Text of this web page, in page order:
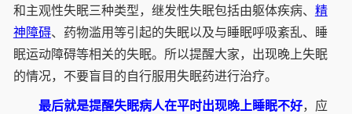
和主观性失眠三种类型，继发性失眠包括由躯体疾病、 精
神障碍、药物滥用等引起的失眠以及与睡眠呼吸紊乱、睡
眠运动障碍等相关的失眠。所以提醒大家，出现晚上失眠
的情况，不要盲目的自行服用失眠药进行治疗。
最后就是提醒失眠病人在平时出现晚上睡眠不好，应